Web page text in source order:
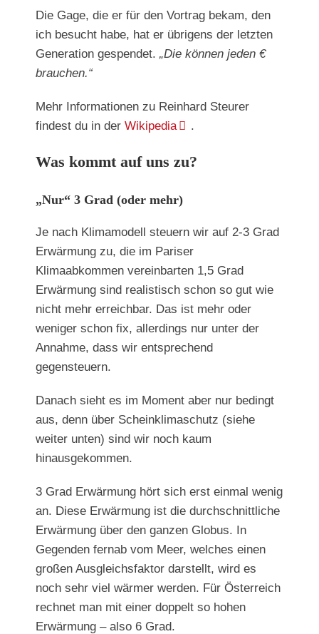
Die Gage, die er für den Vortrag bekam, den
ich besucht habe, hat er übrigens der letzten
Generation gespendet. „Die können jeden €
brauchen.“
Mehr Informationen zu Reinhard Steurer
findest du in der Wikipedia .
Was kommt auf uns zu?
„Nur“ 3 Grad (oder mehr)
Je nach Klimamodell steuern wir auf 2-3 Grad
Erwärmung zu, die im Pariser
Klimaabkommen vereinbarten 1,5 Grad
Erwärmung sind realistisch schon so gut wie
nicht mehr erreichbar. Das ist mehr oder
weniger schon fix, allerdings nur unter der
Annahme, dass wir entsprechend
gegensteuern.
Danach sieht es im Moment aber nur bedingt
aus, denn über Scheinklimaschutz (siehe
weiter unten) sind wir noch kaum
hinausgekommen.
3 Grad Erwärmung hört sich erst einmal wenig
an. Diese Erwärmung ist die durchschnittliche
Erwärmung über den ganzen Globus. In
Gegenden fernab vom Meer, welches einen
großen Ausgleichsfaktor darstellt, wird es
noch sehr viel wärmer werden. Für Österreich
rechnet man mit einer doppelt so hohen
Erwärmung – also 6 Grad.